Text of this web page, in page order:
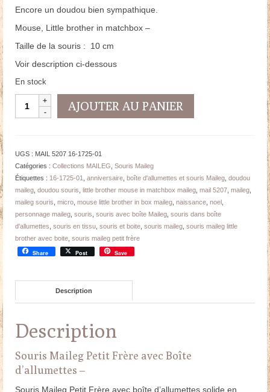
Encore un doudou bien sympathique.
Mouse, Little brother in matchbox –
Taille de la souris : 10 cm
Voir description ci-dessous
En stock
quantité
et
boîte
10
AJOUTER AU PANIER
UGS : MAIL 5207 16-1725-01
Catégories : Collections MAILEG Souris Maileg
Étiquettes : 16-1725-01 anniversaire boîte d'allumettes et souris Maileg doudou
maileg doudou souris little brother mouse in matchbox maileg mail 5207 maileg
maileg souris micro mouse little brother in box maileg naissance noel
personnage maileg souris souris avec boîte Maileg souris dans boîte
d'allumettes souris en tissu souris et boite souris maileg souris maileg little
brother avec boite souris maileg petit frère
Share Post Save
Description
Description
Souris Maileg Petit Frère avec Boîte
d’allumettes –
Souris Maileg Petit Frère avec boîte d’allumettes solide en